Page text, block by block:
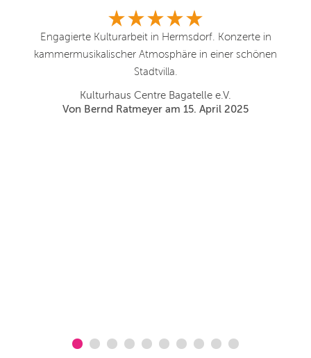
Engagierte Kulturarbeit in Hermsdorf. Konzerte in
kammermusikalischer Atmosphäre in einer schönen
Stadtvilla.
Kulturhaus Centre Bagatelle e.V.
Von Bernd Ratmeyer am 15. April 2025